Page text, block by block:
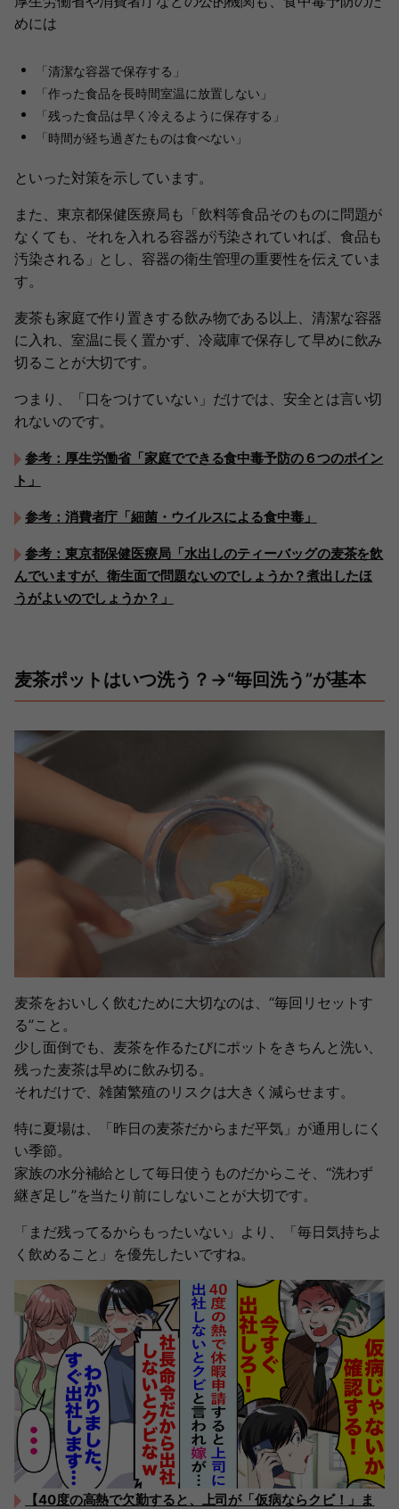
めには
「清潔な容器で保存する」
「作った食品を長時間室温に放置しない」
「残った食品は早く冷えるように保存する」
「時間が経ち過ぎたものは食べない」
といった対策を示しています。
また、東京都保健医療局も「飲料等食品そのものに問題が
なくても、それを入れる容器が汚染されていれば、食品も
汚染される」とし、容器の衛生管理の重要性を伝えていま
す。
麦茶も家庭で作り置きする飲み物である以上、清潔な容器
に入れ、室温に長く置かず、冷蔵庫で保存して早めに飲み
切ることが大切です。
つまり、「口をつけていない」だけでは、安全とは言い切
れないのです。
参考：厚生労働省「家庭でできる食中毒予防の６つのポイン
ト」
参考：消費者庁「細菌・ウイルスによる食中毒」
参考：東京都保健医療局「水出しのティーバッグの麦茶を飲
んでいますが、衛生面で問題ないのでしょうか？煮出したほ
うがよいのでしょうか？」
麦茶ポットはいつ洗う？→“毎回洗う”が基本
麦茶をおいしく飲むために大切なのは、“毎回リセットす
る”こと。
少し面倒でも、麦茶を作るたびにポットをきちんと洗い、
残った麦茶は早めに飲み切る。
それだけで、雑菌繁殖のリスクは大きく減らせます。
特に夏場は、「昨日の麦茶だからまだ平気」が通用しにく
い季節。
家族の水分補給として毎日使うものだからこそ、“洗わず
継ぎ足し”を当たり前にしないことが大切です。
「まだ残ってるからもったいない」より、「毎日気持ちよ
く飲めること」を優先したいですね。
【40度の高熱で欠勤すると、上司が「仮病ならクビ！」ま